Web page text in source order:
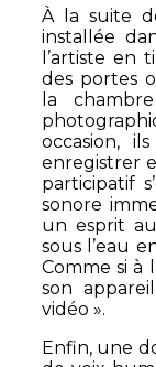
À la suite
installée
l’artiste en
des portes
la
occasion,
enregistrer
participatif
sonore
un esprit
sous l’eau
Comme si à
son
vidéo ».
Enfin, une